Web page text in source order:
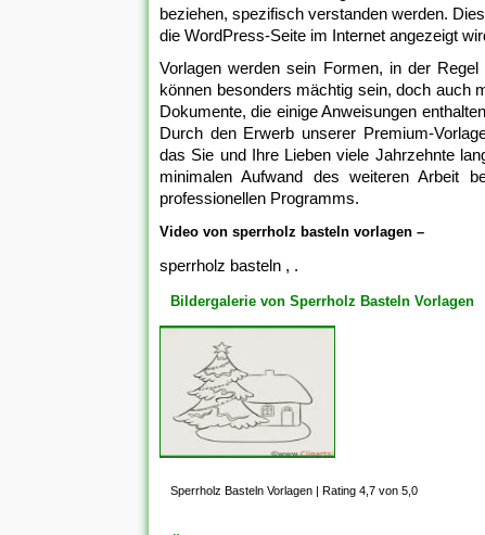
beziehen, spezifisch verstanden werden.
die WordPress-Seite im Internet angezeigt
Vorlagen werden sein Formen, in der
können besonders mächtig sein, doch auch
Dokumente, die einige Anweisungen
Durch den Erwerb unserer Premium-
das Sie und Ihre Lieben viele Jahrzehnte
minimalen Aufwand des weiteren Arbeit
professionellen Programms.
Video von sperrholz basteln vorlagen –
sperrholz basteln , .
Bildergalerie von Sperrholz Basteln Vorlagen
Sperrholz Basteln Vorlagen | Rating 4,7 von 5,0